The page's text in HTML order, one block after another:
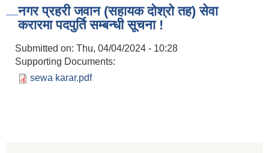
नगर प्रहरी जवान (सहायक दोश्रो तह) सेवा
करारमा पदपुर्ति सम्बन्धी सूचना !
Submitted on: Thu, 04/04/2024 - 10:28
Supporting Documents:
sewa karar.pdf